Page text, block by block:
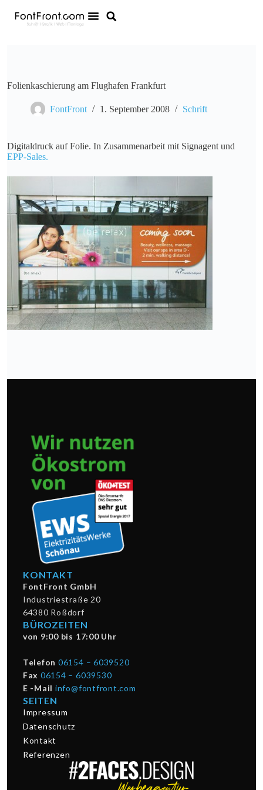
Folienkaschierung am Flughafen Frankfurt
FontFront 1. September 2008 Schrift
Digitaldruck auf Folie. In Zusammenarbeit mit Signagent und
EPP-Sales.
KONTAKT
FontFront GmbH
Industriestraße 20
64380 Roßdorf
BÜROZEITEN
von 9:00 bis 17:00 Uhr
Telefon 06154 – 6039520
Fax 06154 – 6039530
E -Mail info@fontfront.com
SEITEN
Impressum
Datenschutz
Kontakt
Referenzen